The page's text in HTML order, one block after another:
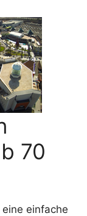
70
einfache